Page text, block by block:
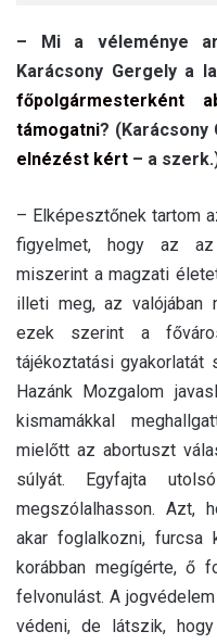
– Mi a véleménye
Karácsony Gergely a
főpolgármesterként
támogatni? (Karácsony
elnézést kért – a
– Elképesztőnek tartom
figyelmet, hogy az az
miszerint a magzati
illeti meg, az valójában
ezek szerint a
tájékoztatási gyakorlatát
Hazánk Mozgalom
kismamákkal
mielőtt az abortuszt
súlyát. Egyfajta
megszólalhasson. Azt,
akar foglalkozni, furcsa
korábban megígérte, ő
felvonulást. A
védeni, de látszik,